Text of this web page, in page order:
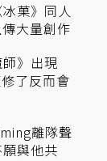
菓》同人
大量創作
》出現
了反而會
離隊聲
與他共